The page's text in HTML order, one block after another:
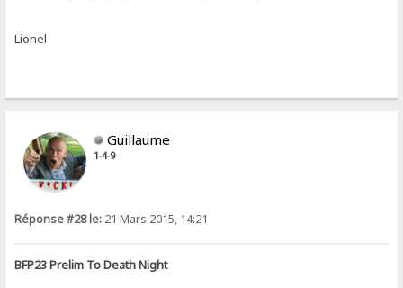
Lionel
Guillaume
1-4-9
Réponse #28 le: 21 Mars 2015, 14:21
BFP23 Prelim To Death Night